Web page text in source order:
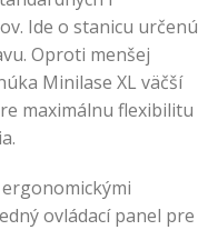
Ide o stanicu určenú
Oproti menšej
Minilase XL väčší
maximálnu flexibilitu
ovládací panel pre